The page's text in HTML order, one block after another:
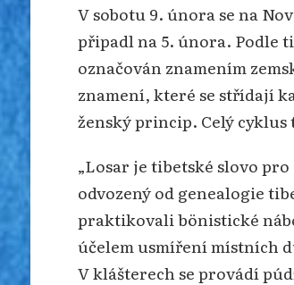
V sobotu 9. února se na
připadl na 5. února. Podle
označován znamením
znamení, které se střídají
ženský princip. Celý cyklus
„Losar je tibetské slovo
odvozený od genealogie
praktikovali bönistické
účelem usmíření místních
V klášterech se provádí